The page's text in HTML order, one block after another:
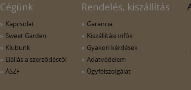
Cégünk
Kapcsolat
Sweet Garden
Klubunk
Elállás a szerződéstől
ÁSZF
Rendelés, kiszállítás
Garancia
Kiszállítási infók
Gyakori kérdések
Adatvédelem
Ügyfélszolgálat